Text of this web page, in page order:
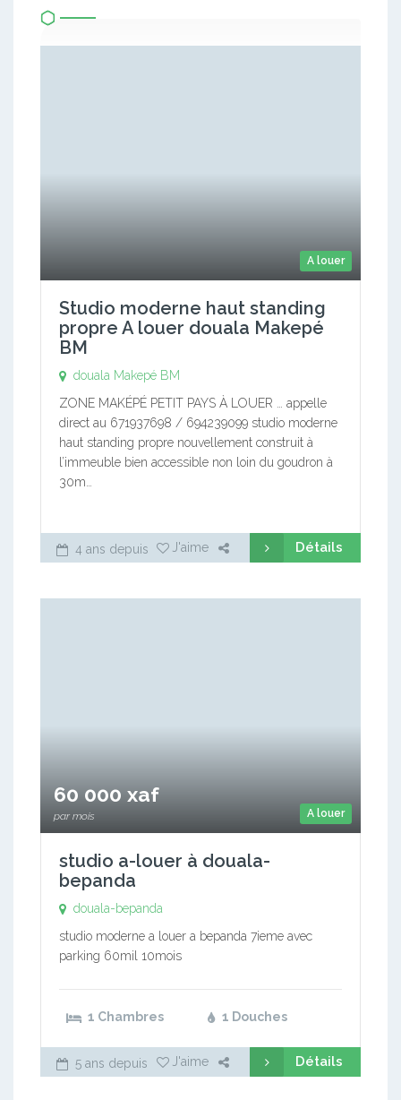
A louer
Studio moderne haut standing
propre A louer douala Makepé
BM
douala Makepé BM
ZONE MAKÉPÉ PETIT PAYS À LOUER … appelle
direct au 671937698 / 694239099 studio moderne
haut standing propre nouvellement construit à
l’immeuble bien accessible non loin du goudron à
30m…
4 ans depuis J'aime Détails
A louer
60 000 xaf
par mois
studio a-louer à douala-
bepanda
douala-bepanda
studio moderne a louer a bepanda 7ieme avec
parking 60mil 10mois
1 Chambres 1 Douches
5 ans depuis J'aime Détails